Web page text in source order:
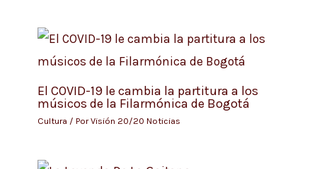
El COVID-19 le cambia la partitura a los
músicos de la Filarmónica de Bogotá
Cultura / PorVisión 20/20 Noticias